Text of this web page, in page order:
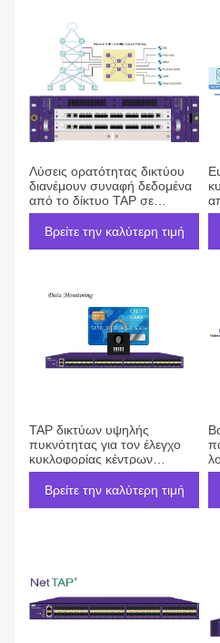
Λύσεις ορατότητας δικτύου
διανέμουν συναφή δεδομένα
από το δίκτυο TAP σε
συναφή εργαλεία ασφαλείας
Βρείτε την καλύτερη τιμή
TAP δικτύων υψηλής
πυκνότητας για τον έλεγχο
κυκλοφορίας κέντρων
δεδομένων τράπεζας και το
πρόγραμμα επιχειρησιακής
Βρείτε την καλύτερη τιμή